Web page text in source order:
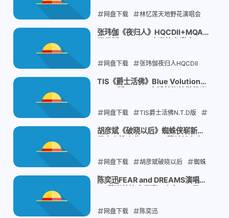
2026-07-28
事》
网盘下载 林忆莲天地野花演唱会
1993红馆现场录音 当爱已成往事首
2026-07-28
张玮伽《夜归人》HQCDII+MQA
网盘下载 张玮伽夜归人HQCDII
MQA高清音频限量版 三大发烧女声
2026-07-28
TIS《爵士活佛》Blue Volution
亮网盘下载 TIS爵士活佛N.T.D版
纳微极光技术CD Scotty Wright人声
2026-07-28
胡彦斌《破晓以后》蜘蛛侠崭新之
网盘下载 胡彦斌破晓以后 蜘蛛
侠崭新之日推广曲 唐汉霄词曲创作
2026-07-27
陈奕迅FEAR and DREAMS演唱会
乐剧
网盘下载 陈奕迅